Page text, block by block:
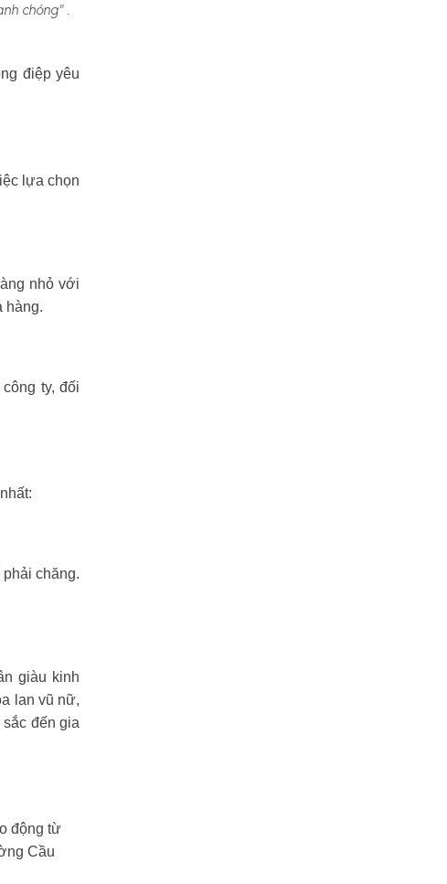
chóng" .
điệp yêu
lựa chọn
nhỏ với
hàng.
ty, đối
chăng.
giàu kinh
lan vũ nữ,
đến gia
động từ
Cầu